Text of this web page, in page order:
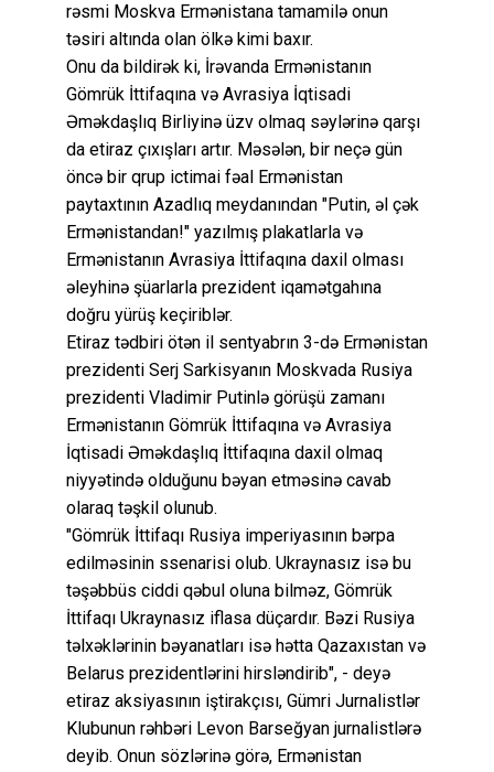
rəsmi Moskva Ermənistana tamamilə onun
təsiri altında olan ölkə kimi baxır.
Onu da bildirək ki, İrəvanda Ermənistanın
Gömrük İttifaqına və Avrasiya İqtisadi
Əməkdaşlıq Birliyinə üzv olmaq səylərinə qarşı
da etiraz çıxışları artır. Məsələn, bir neçə gün
öncə bir qrup ictimai fəal Ermənistan
paytaxtının Azadlıq meydanından "Putin, əl çək
Ermənistandan!" yazılmış plakatlarla və
Ermənistanın Avrasiya İttifaqına daxil olması
əleyhinə şüarlarla prezident iqamətgahına
doğru yürüş keçiriblər.
Etiraz tədbiri ötən il sentyabrın 3-də Ermənistan
prezidenti Serj Sarkisyanın Moskvada Rusiya
prezidenti Vladimir Putinlə görüşü zamanı
Ermənistanın Gömrük İttifaqına və Avrasiya
İqtisadi Əməkdaşlıq İttifaqına daxil olmaq
niyyətində olduğunu bəyan etməsinə cavab
olaraq təşkil olunub.
"Gömrük İttifaqı Rusiya imperiyasının bərpa
edilməsinin ssenarisi olub. Ukraynasız isə bu
təşəbbüs ciddi qəbul oluna bilməz, Gömrük
İttifaqı Ukraynasız iflasa düçardır. Bəzi Rusiya
təlxəklərinin bəyanatları isə hətta Qazaxıstan və
Belarus prezidentlərini hirsləndirib", - deyə
etiraz aksiyasının iştirakçısı, Gümri Jurnalistlər
Klubunun rəhbəri Levon Barseğyan jurnalistlərə
deyib. Onun sözlərinə görə, Ermənistan